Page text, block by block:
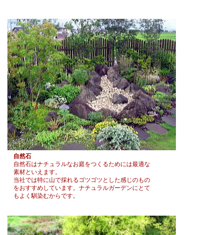
自然石
自然石はナチュラルなお庭をつくるためには最適な
素材といえます。
当社では特に山で採れるゴツゴツとした感じのもの
をおすすめしています。ナチュラルガーデンにとて
もよく馴染むからです。